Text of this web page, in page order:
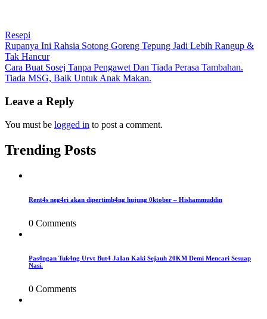
Resepi
Post
navigation
Rupanya Ini Rahsia Sotong Goreng Tepung Jadi Lebih Rangup &
Tak Hancur
Cara Buat Sosej Tanpa Pengawet Dan Tiada Perasa Tambahan.
Tiada MSG, Baik Untuk Anak Makan.
Leave a Reply
You must be logged in to post a comment.
Trending Posts
Rent4s neg4ri akan dipertimb4ng hujung 0ktober – Hishammuddin
0 Comments
Pas4ngan Tuk4ng Urvt But4 JaIan Kaki Sejauh 20KM Demi Mencari Sesuap
Nasi.
0 Comments